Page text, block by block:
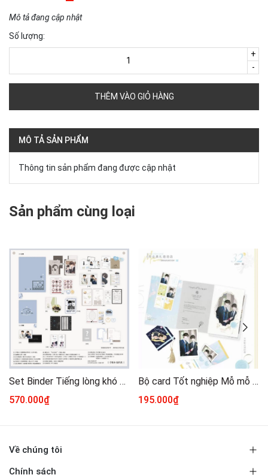
Mô tả đang cập nhật
Số lượng:
-
+
THÊM VÀO GIỎ HÀNG
MÔ TẢ SẢN PHẨM
Thông tin sản phẩm đang được cập nhật
Sản phẩm cùng loại
Set Binder Tiếng lòng khó giấu chính hãng
570.000₫
Bộ card Tốt nghiệp Mỗ mỗ chính hãng
195.000₫
Về chúng tôi
Chính sách